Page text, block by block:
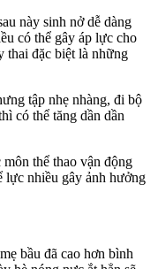
này sinh nở dễ dàng
có thể gây áp lực cho
thai đặc biệt là những
tập nhẹ nhàng, đi bộ
có thể tăng dần dần
thể thao vận động
lực nhiều gây ảnh hưởng
bầu đã cao hơn bình